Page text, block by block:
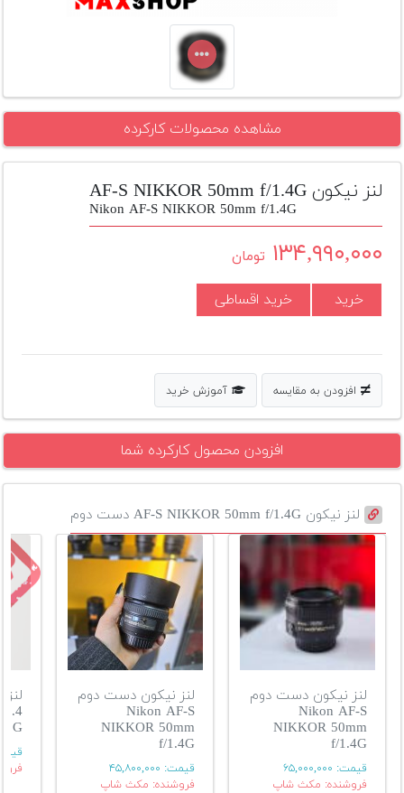
افزودن
دست
دوم
لیست
قیمت
بله
مشاهده محصولات کارکرده
لنز نیکون AF-S NIKKOR 50mm f/1.4G
Nikon AF-S NIKKOR 50mm f/1.4G
۱۳۴,۹۹۰,۰۰۰ تومان
خرید خرید اقساطی
افزودن به مقایسه آموزش خرید
افزودن محصول کارکرده شما
لنز نیکون AF-S NIKKOR 50mm f/1.4G دست دوم
لنز نیکون دست دوم
Nikon AF-S
NIKKOR 50mm
f/1.4G
قیمت: ۶۵,۰۰۰,۰۰۰
فروشنده: مکث شاپ
لنز نیکون دست دوم
Nikon AF-S
NIKKOR 50mm
f/1.4G
قیمت: ۴۵,۸۰۰,۰۰۰
فروشنده: مکث شاپ
G